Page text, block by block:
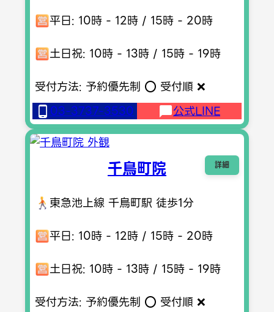
平日: 10時 - 12時 / 15時 - 20時
土日祝: 10時 - 13時 / 15時 - 19時
受付方法: 予約優先制 ⭕️ 受付順 ❌
03-3737-3530
公式LINE
詳細
千鳥町院
東急池上線 千鳥町駅 徒歩1分
平日: 10時 - 12時 / 15時 - 20時
土日祝: 10時 - 13時 / 15時 - 19時
受付方法: 予約優先制 ⭕️ 受付順 ❌